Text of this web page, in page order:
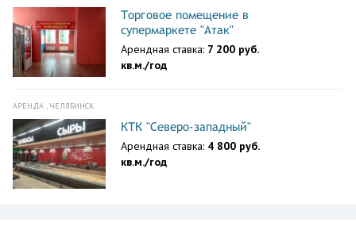
Торговое помещение в
супермаркете "Атак"
Арендная ставка: 7 200 руб.
кв.м./год
АРЕНДА , ЧЕЛЯБИНСК
КТК "Северо-западный"
Арендная ставка: 4 800 руб.
кв.м./год